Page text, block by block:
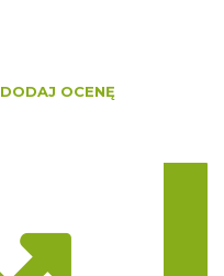
DODAJ OCENĘ